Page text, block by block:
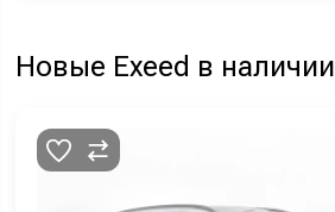
Новые Exeed в наличии